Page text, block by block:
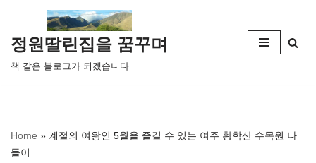
콘
텐
츠
뛰
기
정원딸린집을 꿈꾸며
책 같은 블로그가 되겠습니다
Home » 계절의 여왕인 5월을 즐길 수 있는 여주 황학산 수목원 나
들이